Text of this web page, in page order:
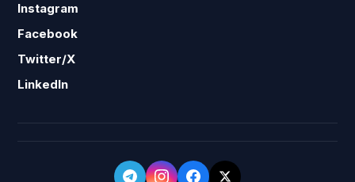
Instagram
Facebook
Twitter/X
LinkedIn